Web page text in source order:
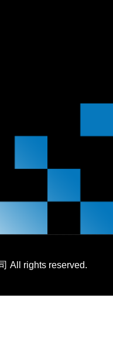
All rights reserved.